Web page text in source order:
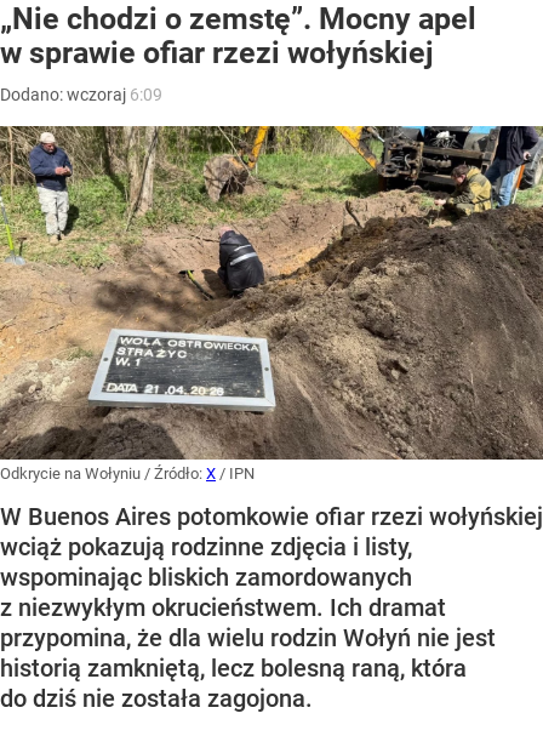
„Nie chodzi o zemstę”. Mocny apel
w sprawie ofiar rzezi wołyńskiej
Dodano:wczoraj 6:09
Odkrycie na Wołyniu / Źródło: X / IPN
W Buenos Aires potomkowie ofiar rzezi wołyńskiej
wciąż pokazują rodzinne zdjęcia i listy,
wspominając bliskich zamordowanych
z niezwykłym okrucieństwem. Ich dramat
przypomina, że dla wielu rodzin Wołyń nie jest
historią zamkniętą, lecz bolesną raną, która
do dziś nie została zagojona.